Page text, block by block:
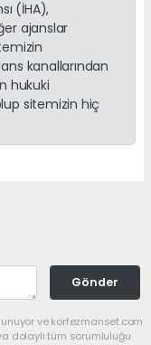
(İHA),
ajanslar
kanallarından
hukuki
sitemizin hiç
Gönder
ve korfezmanset.com
dolaylı tüm sorumluluğu